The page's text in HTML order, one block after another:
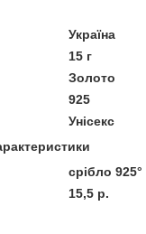
Україна
15 г
Золото
925
Унісекс
срібло 925°
15,5 р.